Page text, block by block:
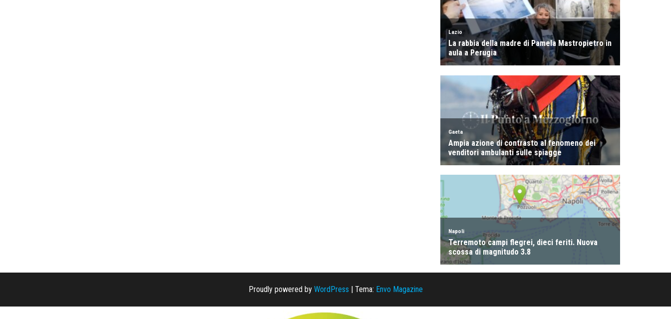
Proudly powered by WordPress | Tema: Envo Magazine